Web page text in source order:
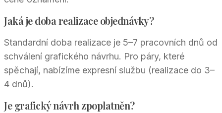
Jaká je doba realizace objednávky?
Standardní doba realizace je 5–7 pracovních dnů od
schválení grafického návrhu. Pro páry, které
spěchají, nabízíme expresní službu (realizace do 3–
4 dnů).
Je grafický návrh zpoplatněn?